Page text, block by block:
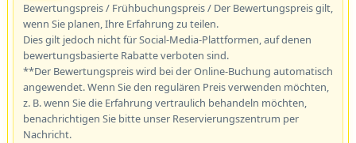
Bewertungspreis / Frühbuchungspreis / Der Bewertungspreis gilt,
wenn Sie planen, Ihre Erfahrung zu teilen.
Dies gilt jedoch nicht für Social-Media-Plattformen, auf denen
bewertungsbasierte Rabatte verboten sind.
**Der Bewertungspreis wird bei der Online-Buchung automatisch
angewendet. Wenn Sie den regulären Preis verwenden möchten,
z. B. wenn Sie die Erfahrung vertraulich behandeln möchten,
benachrichtigen Sie bitte unser Reservierungszentrum per
Nachricht.